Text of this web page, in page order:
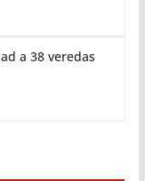
a 38 veredas